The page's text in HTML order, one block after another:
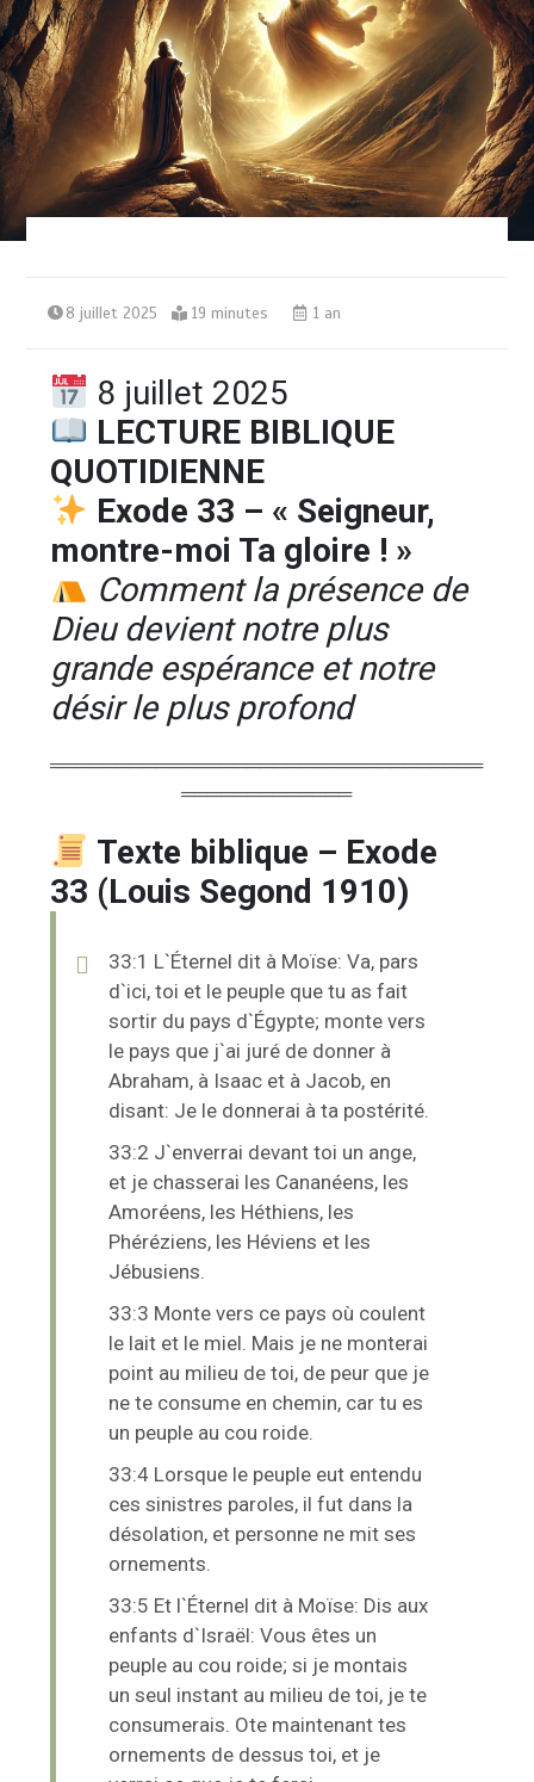
8 juillet 2025 19 minutes 1 an
8 juillet 2025
LECTURE BIBLIQUE
QUOTIDIENNE
Exode 33 – « Seigneur,
montre-moi Ta gloire ! »
Comment la présence de
Dieu devient notre plus
grande espérance et notre
désir le plus profond
═════════════════════════════════
═════════════
Texte biblique – Exode
33 (Louis Segond 1910)
33:1 L`Éternel dit à Moïse: Va, pars
d`ici, toi et le peuple que tu as fait
sortir du pays d`Égypte; monte vers
le pays que j`ai juré de donner à
Abraham, à Isaac et à Jacob, en
disant: Je le donnerai à ta postérité.
33:2 J`enverrai devant toi un ange,
et je chasserai les Cananéens, les
Amoréens, les Héthiens, les
Phéréziens, les Héviens et les
Jébusiens.
33:3 Monte vers ce pays où coulent
le lait et le miel. Mais je ne monterai
point au milieu de toi, de peur que je
ne te consume en chemin, car tu es
un peuple au cou roide.
33:4 Lorsque le peuple eut entendu
ces sinistres paroles, il fut dans la
désolation, et personne ne mit ses
ornements.
33:5 Et l`Éternel dit à Moïse: Dis aux
enfants d`Israël: Vous êtes un
peuple au cou roide; si je montais
un seul instant au milieu de toi, je te
consumerais. Ote maintenant tes
ornements de dessus toi, et je